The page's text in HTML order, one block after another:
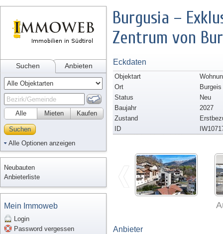
Suchen Anbieten
Alle Kaufen
Mieten
Suchen
Alle Optionen anzeigen
Neubauten
Anbieterliste
Mein Immoweb
Login
Password vergessen
Burgusia –
Zentrum von
Eckdaten
Objektart
Ort
Burgeis
Status
Neu
Baujahr
2027
Zustand
ID
Anbieter